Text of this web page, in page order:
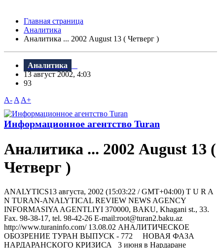
Главная страница
Аналитика
Аналитика ... 2002 August 13 ( Четверг )
Аналитика
13 август 2002, 4:03
93
A- A A+
Информационное агентство Turan
Аналитика ... 2002 August 13 (
Четверг )
ANALYTICS13 августа, 2002 (15:03:22 / GMT+04:00) T U R A
N TURAN-ANALYTICAL REVIEW NEWS AGENCY
INFORMASIYA AGENTLIYI 370000, BAKU, Khagani st., 33.
Fax. 98-38-17, tel. 98-42-26 E-mail:root@turan2.baku.az
httр://www.turaninfo.com/ 13.08.02 АНАЛИТИЧЕСКОЕ
ОБОЗРЕНИЕ ТУРАН ВЫПУСК - 772 HОВАЯ ФАЗА
HАРДАРАHСКОГО КРИЗИСА 3 июня в Нардаране